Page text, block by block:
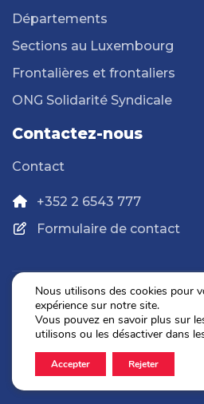
Départements
Sections au Luxembourg
Frontalières et frontaliers
ONG Solidarité Syndicale
Contactez-nous
Contact
+352 2 6543 777
Formulaire de contact
Politique de
Mentions
2026 © OGBL. Tous
Nous utilisons des cookies pour
expérience sur notre site.
Vous pouvez en savoir plus sur
utilisons ou les désactiver dans
Accepter Rejeter